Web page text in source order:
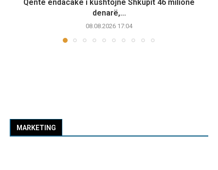
Qentë endacakë i kushtojnë Shkupit 46 milionë
denarë,...
08.08.2026 17:04
MARKETING